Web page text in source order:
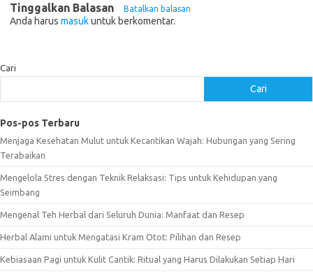
Tinggalkan Balasan Batalkan balasan
Anda harus masukuntuk berkomentar.
Cari
Cari
Pos-pos Terbaru
Menjaga Kesehatan Mulut untuk Kecantikan Wajah: Hubungan yang Sering
Terabaikan
Mengelola Stres dengan Teknik Relaksasi: Tips untuk Kehidupan yang
Seimbang
Mengenal Teh Herbal dari Seluruh Dunia: Manfaat dan Resep
Herbal Alami untuk Mengatasi Kram Otot: Pilihan dan Resep
Kebiasaan Pagi untuk Kulit Cantik: Ritual yang Harus Dilakukan Setiap Hari